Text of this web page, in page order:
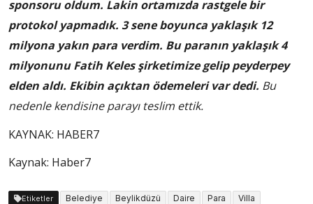
sponsoru oldum. Lakin ortamızda rastgele bir
protokol yapmadık. 3 sene boyunca yaklaşık 12
milyona yakın para verdim. Bu paranın yaklaşık 4
milyonunu Fatih Keles şirketimize gelip peyderpey
elden aldı. Ekibin açıktan ödemeleri var dedi. Bu
nedenle kendisine parayı teslim ettik.
KAYNAK: HABER7
Kaynak: Haber7
Etiketler Belediye Beylikdüzü Daire Para Villa